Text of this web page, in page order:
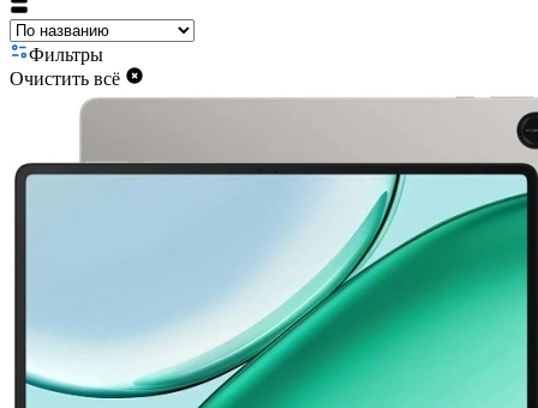
Фильтры
Очистить всё